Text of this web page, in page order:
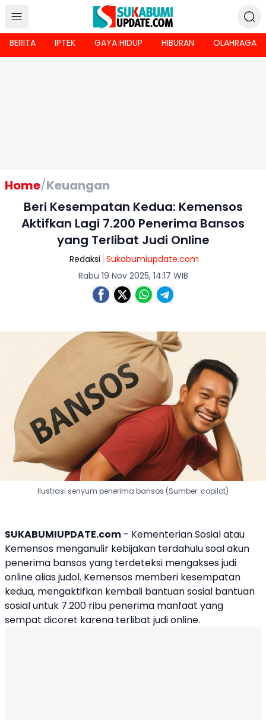
BERITA IPTEK GAYA HIDUP HIBURAN OLAHRAGA
Home/Keuangan
Beri Kesempatan Kedua: Kemensos
Aktifkan Lagi 7.200 Penerima Bansos
yang Terlibat Judi Online
Redaksi Sukabumiupdate.com
Rabu 19 Nov 2025, 14:17 WIB
Ilustrasi senyum penerima bansos (Sumber: copilot)
SUKABUMIUPDATE.com - Kementerian Sosial atau
Kemensos menganulir kebijakan terdahulu soal akun
penerima bansos yang terdeteksi mengakses judi
online alias judol. Kemensos memberi kesempatan
kedua, mengaktifkan kembali bantuan sosial bantuan
sosial untuk 7.200 ribu penerima manfaat yang
sempat dicoret karena terlibat judi online.